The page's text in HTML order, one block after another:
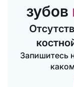
зубов
Запишитесь